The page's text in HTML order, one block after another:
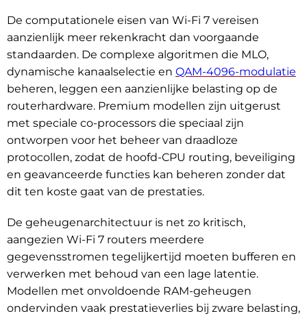
De computationele eisen van Wi-Fi 7 vereisen
aanzienlijk meer rekenkracht dan voorgaande
standaarden. De complexe algoritmen die MLO,
dynamische kanaalselectie en QAM-4096-modulatie
beheren, leggen een aanzienlijke belasting op de
routerhardware. Premium modellen zijn uitgerust
met speciale co-processors die speciaal zijn
ontworpen voor het beheer van draadloze
protocollen, zodat de hoofd-CPU routing, beveiliging
en geavanceerde functies kan beheren zonder dat
dit ten koste gaat van de prestaties.
De geheugenarchitectuur is net zo kritisch,
aangezien Wi-Fi 7 routers meerdere
gegevensstromen tegelijkertijd moeten bufferen en
verwerken met behoud van een lage latentie.
Modellen met onvoldoende RAM-geheugen
ondervinden vaak prestatieverlies bij zware belasting,